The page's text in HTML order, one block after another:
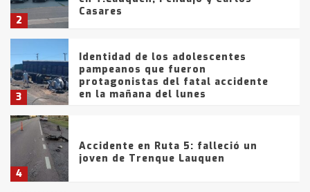
2
Casares
3
Identidad de los adolescentes
pampeanos que fueron
protagonistas del fatal accidente
en la mañana del lunes
4
Accidente en Ruta 5: falleció un
joven de Trenque Lauquen